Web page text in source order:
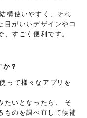
構使いやすく、それ
目がいいデザインやコ
、すごく便利です。
？
って様々なアプリを
たいとなったら、 そ
ものを調べ直して候補